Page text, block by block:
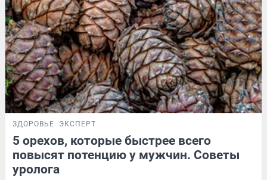
ЗДОРОВЬЕ ЭКСПЕРТ
5 орехов, которые быстрее всего
повысят потенцию у мужчин. Советы
уролога